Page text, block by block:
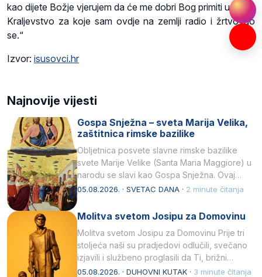
kao dijete Božje vjerujem da će me dobri Bog primiti u svoje
Kraljevstvo za koje sam ovdje na zemlji radio i žrtvovao
se.“
Izvor: isusovci.hr
Najnovije vijesti
Gospa Snježna – sveta Marija Velika,
zaštitnica rimske bazilike
Obljetnica posvete slavne rimske bazilike
svete Marije Velike (Santa Maria Maggiore) u
narodu se slavi kao Gospa Snježna. Ovaj
naziv, Sancta Maria…
05.08.2026. · SVETAC DANA · 2 minute čitanja
Molitva svetom Josipu za Domovinu
Molitva svetom Josipu za Domovinu Prije tri
stoljeća naši su pradjedovi odlučili, svečano
izjavili i službeno proglasili da Ti, brižni
Poočime Isusov,…
05.08.2026. · DUHOVNI KUTAK · 3 minute čitanja